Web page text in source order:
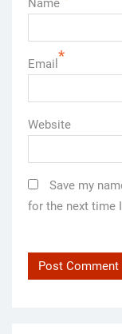
Email *
Website
Save my
for the next time